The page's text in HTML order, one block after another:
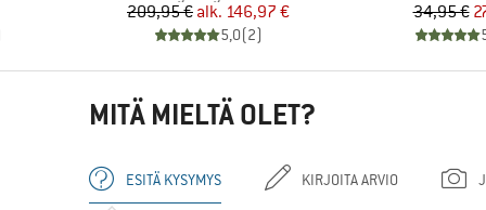
Hinta
209,95 € Alennettu hinta
alk. 146,97 €
5,0(2)
34,95 €
MITÄ MIELTÄ OLET?
ESITÄ KYSYMYS KIRJOITA ARVIO